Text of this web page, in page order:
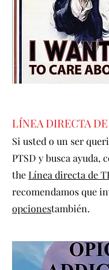
LÍNEA DIRECTA
Si usted o un ser
PTSD y busca ayuda,
theLínea directa de
recomendamos que
opcionestambién.